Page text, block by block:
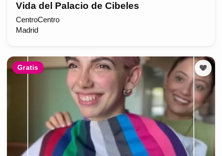
Vida del Palacio de Cibeles
CentroCentro
Madrid
Gratis